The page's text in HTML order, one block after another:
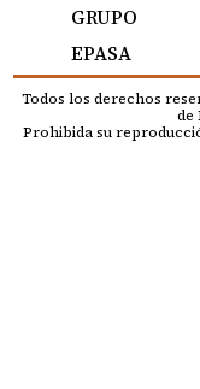
GRUPO
EPASA
Todos los derechos
de
Prohibida su